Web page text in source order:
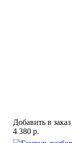
Добавить в заказ
4 380 р.